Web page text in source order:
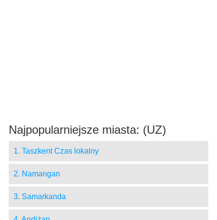
Najpopularniejsze miasta: (UZ)
1. Taszkent Czas lokalny
2. Namangan
3. Samarkanda